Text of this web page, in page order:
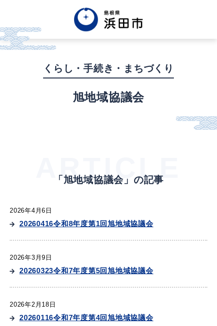
한글 Tiếng việt Tagalog
健康・福祉・子育て
産業・ビジネス
教育・文化・
くらし・手続き・まちづくり
旭地域協議会
ARTICLE
「旭地域協議会」の記事
2026年4月6日
20260416令和8年度第1回旭地域協議会
2026年3月9日
20260323令和7年度第5回旭地域協議会
2026年2月18日
20260116令和7年度第4回旭地域協議会